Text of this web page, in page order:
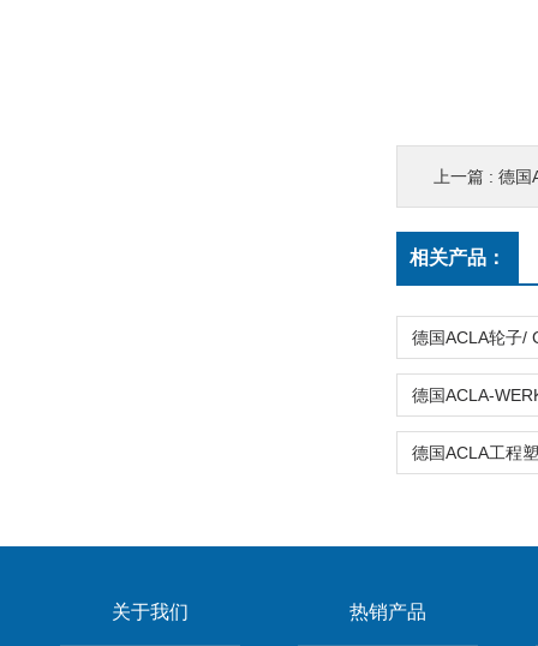
上一篇 : 德国
相关产品：
关于我们 热销产品